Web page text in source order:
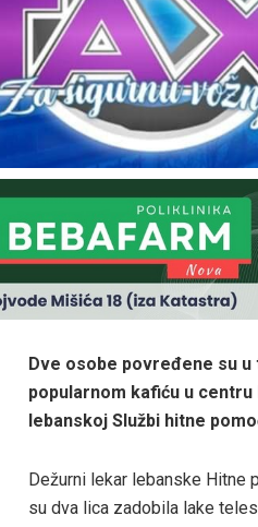
Dve osobe povređene su
popularnom kafiću u centru
lebanskoj Službi hitne
Dežurni lekar lebanske Hitne
su dva lica zadobila lake